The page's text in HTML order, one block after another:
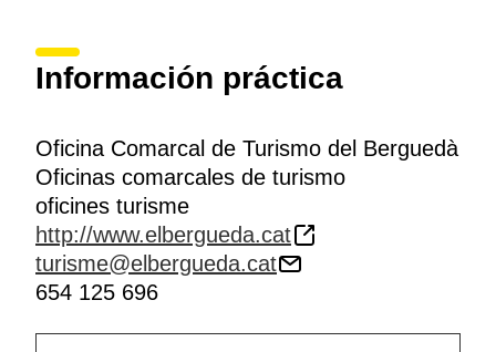
Información práctica
Oficina Comarcal de Turismo del Berguedà
Oficinas comarcales de turismo
oficines turisme
http://www.elbergueda.cat
turisme@elbergueda.cat
654 125 696